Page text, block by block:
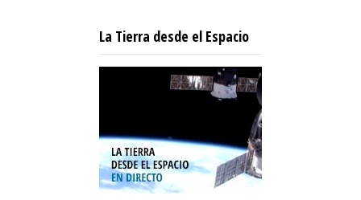
La Tierra desde el Espacio